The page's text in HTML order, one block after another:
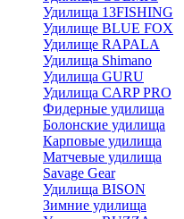
Удилища 13FISHING
Удилище BLUE FOX
Удилище RAPALA
Удилища Shimano
Удилища GURU
Удилища CARP PRO
Фидерные удилища
Болонские удилища
Карповые удилища
Матчевые удилища
Savage Gear
Удилища BISON
Зимние удилища